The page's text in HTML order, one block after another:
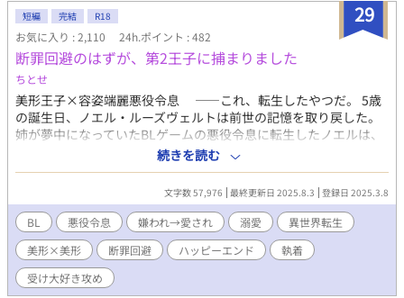
が暴かれたとき、逃げ場はもう、どこにもなかった。 誰にも愛さ
れなかった男が、異世界で「本当の自分」を知り、運命の番と出
会う—— ギャップ萌え×じれったさ×匂いフェチ全開の、オメガ
バース転生BL。
29
短編 完結 R18
お気に入り : 2,110 24h.ポイント : 482
断罪回避のはずが、第2王子に捕まりました
ちとせ
美形王子×容姿端麗悪役令息 ——これ、転生したやつだ。 5歳
の誕生日、ノエル・ルーズヴェルトは前世の記憶を取り戻した。
姉が夢中になっていたBLゲームの悪役令息に転生したノエルは、
最終的に死罪かそれ同等の悲惨な結末を迎える運命だった。 そん
なの、絶対に回避したい。 主人公や攻略対象に近づかず、目立た
ずに生きていこう。 そう思っていたのに… なぜか勝手に広まる悪
評に、むしろ断罪ルートに近づいている気がする。 しかも、関わ
るまいと決めていた第2王子・レオンには最初は嫌われていたはず
なのに、途中からなぜかグイグイ迫られてる。 「お前を口説いて
いる」 「俺が嫉妬しないとでも思った？」 なんで、すべてにおい
て完璧な王子が僕にそんなことを言ってるの…？ 断罪回避のは
ずが、いつの間にか王子に捕まり、最後には溺愛されるお話で
続きを読む
文字数 57,976 最終更新日 2025.8.3 登録日 2025.3.8
BL 悪役令息 嫌われ→愛され 溺愛
異世界転生
美形×美形
断罪回避 ハッピーエンド
執着
受け大好き攻め